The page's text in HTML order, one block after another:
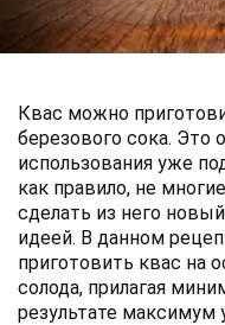
Квас можно
березового сока. Это
использования уже
как правило, не
сделать из него
идеей. В данном
приготовить квас на
солода, прилагая
результате максимум